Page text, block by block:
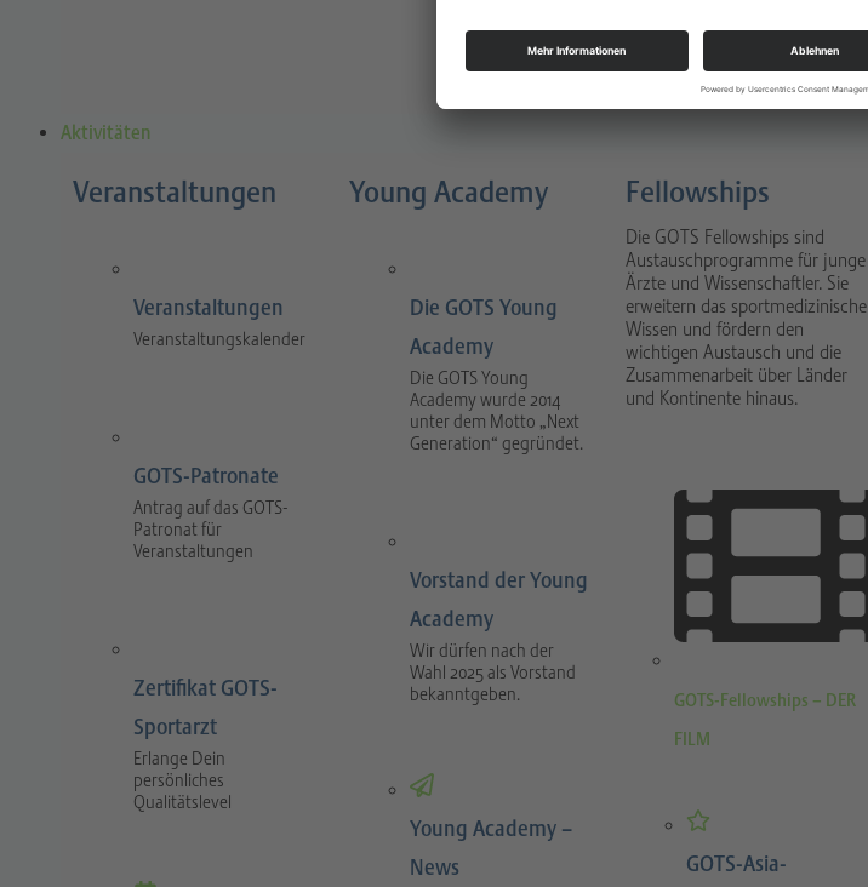
Aktivitäten
Veranstaltungen
Veranstaltungen
Veranstaltungskalender
GOTS-Patronate
Antrag auf das GOTS-
Patronat für
Veranstaltungen
Zertifikat GOTS-
Sportarzt
Erlange Dein
persönliches
Qualitätslevel
Young Academy
Die GOTS Young
Academy
Die GOTS Young
Academy wurde 2014
unter dem Motto „Next
Generation“ gegründet.
Vorstand der Young
Academy
Wir dürfen nach der
Wahl 2025 als Vorstand
bekanntgeben.
Young Academy –
News
Fellowships
Die GOTS Fellowships sind
Austauschprogramme für junge
Ärzte und Wissenschaftler. Sie
erweitern das sportmedizinische
Wissen und fördern den
wichtigen Austausch und die
Zusammenarbeit über Länder
und Kontinente hinaus.
GOTS-Fellowships – DER
FILM
GOTS-Asia-